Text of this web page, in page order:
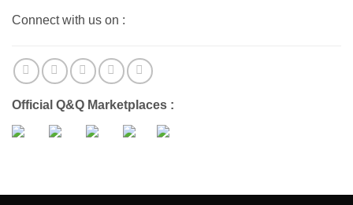
Connect with us on :
Official Q&Q Marketplaces :